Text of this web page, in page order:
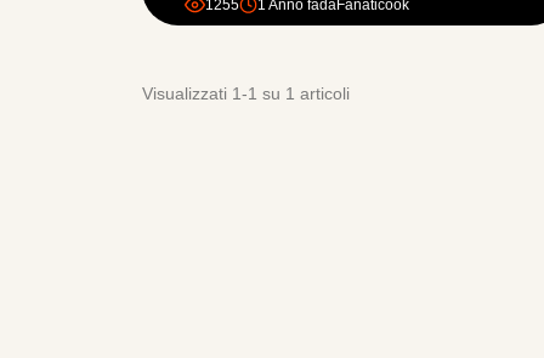
1255 1 Anno fadaFanaticook
Visualizzati 1-1 su 1 articoli